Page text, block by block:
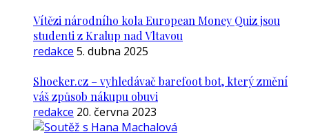
Vítězi národního kola European Money Quiz jsou
studenti z Kralup nad Vltavou
redakce 5. dubna 2025
Shoeker.cz – vyhledávač barefoot bot, který změní
váš způsob nákupu obuvi
redakce 20. června 2023